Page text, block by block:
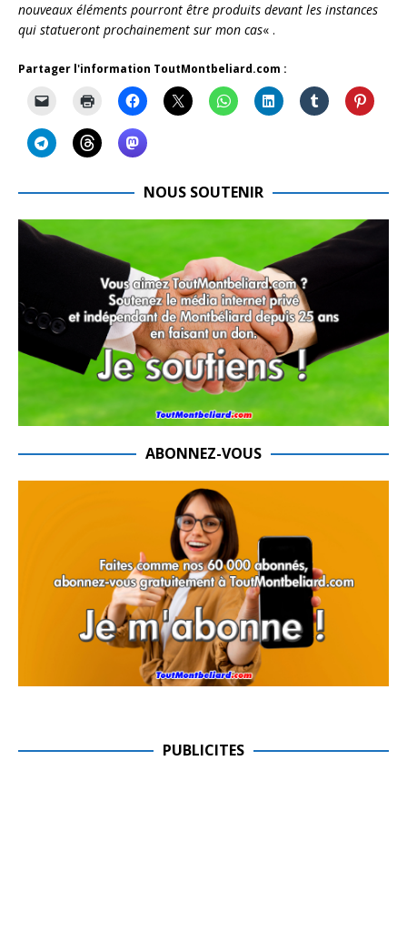
nouveaux éléments pourront être produits devant les instances
qui statueront prochainement sur mon cas« .
Partager l'information ToutMontbeliard.com :
NOUS SOUTENIR
ABONNEZ-VOUS
PUBLICITES